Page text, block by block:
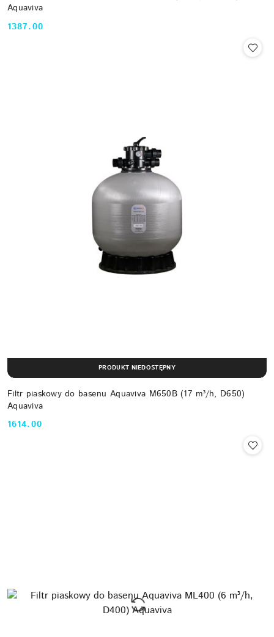
Aquaviva
Cena:
1387.00
Filtr piaskowy do basenu Aquaviva M650B (17 m³/h, D650)
Aquaviva
Cena:
1614.00
PRODUKT NIEDOSTĘPNY